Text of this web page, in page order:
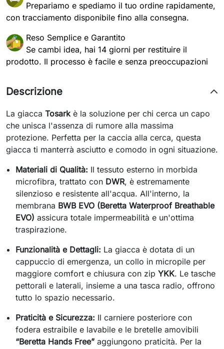
Prepariamo e spediamo il tuo ordine rapidamente,
con tracciamento disponibile fino alla consegna.
Reso Semplice e Garantito
Se cambi idea, hai 14 giorni per restituire il
prodotto. Il processo è facile e senza preoccupazioni
Descrizione
La giacca Tosarkè la soluzione per chi cerca un capo
che unisca l'assenza di rumore alla massima
protezione. Perfetta per la caccia alla cerca, questa
giacca ti manterrà asciutto e comodo in ogni situazione.
Materiali di Qualità: Il tessuto esterno in morbida
microfibra, trattato con DWR, è estremamente
silenzioso e resistente all'acqua. All'interno, la
membrana BWB EVO (Beretta Waterproof Breathable
EVO) assicura totale impermeabilità e un'ottima
traspirazione.
Funzionalità e Dettagli: La giacca è dotata di un
cappuccio di emergenza, un collo in micropile per
maggiore comfort e chiusura con zipYKK. Le tasche
pettorali e laterali, insieme a una tasca radio, offrono
tutto lo spazio necessario.
Praticità e Sicurezza: Il carniere posteriore con
fodera estraibile e lavabile e le bretelle amovibili
“Beretta Hands Free” aggiungono praticità. Per la